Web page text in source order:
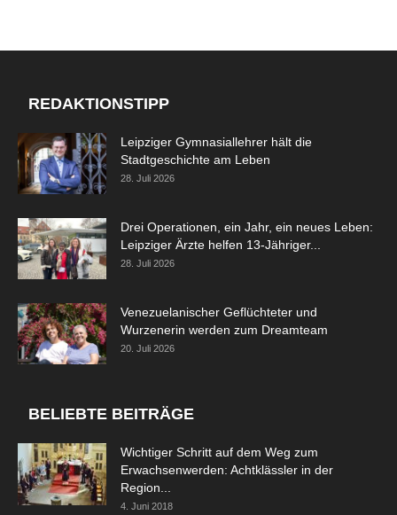
REDAKTIONSTIPP
Leipziger Gymnasiallehrer hält die
Stadtgeschichte am Leben
28. Juli 2026
Drei Operationen, ein Jahr, ein neues Leben:
Leipziger Ärzte helfen 13-Jähriger...
28. Juli 2026
Venezuelanischer Geflüchteter und
Wurzenerin werden zum Dreamteam
20. Juli 2026
BELIEBTE BEITRÄGE
Wichtiger Schritt auf dem Weg zum
Erwachsenwerden: Achtklässler in der
Region...
4. Juni 2018